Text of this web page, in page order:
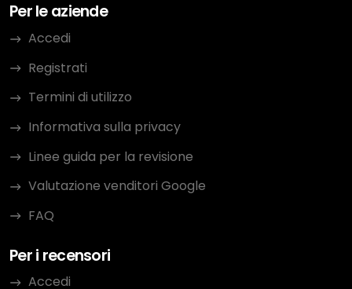
Per le aziende
Accedi
Registrati
Termini di utilizzo
Informativa sulla privacy
Linee guida per la revisione
Valutazione venditori Google
FAQ
Per i recensori
Accedi